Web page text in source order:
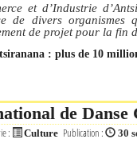
et d’Industrie
de divers
de projet pour la fin
: plus de 10
de
: Culture Publication : 30